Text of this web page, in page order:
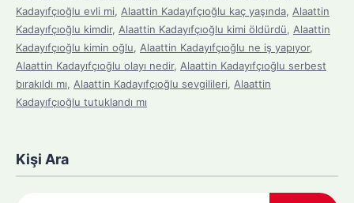
Kadayıfçıoğlu evli mi, Alaattin Kadayıfçıoğlu kaç yaşında, Alaattin
Kadayıfçıoğlu kimdir, Alaattin Kadayıfçıoğlu kimi öldürdü, Alaattin
Kadayıfçıoğlu kimin oğlu, Alaattin Kadayıfçıoğlu ne iş yapıyor,
Alaattin Kadayıfçıoğlu olayı nedir, Alaattin Kadayıfçıoğlu serbest
bırakıldı mı, Alaattin Kadayıfçıoğlu sevgilileri, Alaattin
Kadayıfçıoğlu tutuklandı mı
Kişi Ara